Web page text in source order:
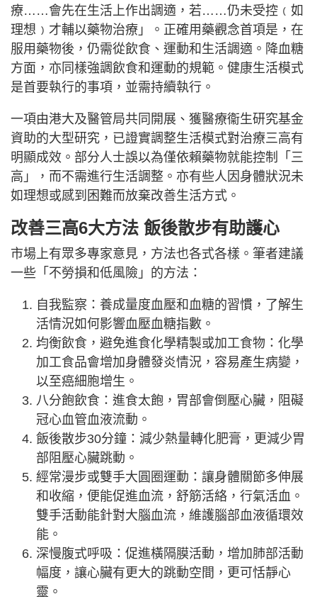
療……會先在生活上作出調適，若……仍未受控﹙如
理想﹚才輔以藥物治療」。正確用藥觀念首項是，在
服用藥物後，仍需從飲食、運動和生活調適。降血糖
方面，亦同樣強調飲食和運動的規範。健康生活模式
是首要執行的事項，並需持續執行。
一項由港大及醫管局共同開展、獲醫療衞生研究基金
資助的大型研究，已證實調整生活模式對治療三高有
明顯成效。部分人士誤以為僅依賴藥物就能控制「三
高」，而不需進行生活調整。亦有些人因身體狀況未
如理想或感到困難而放棄改善生活方式。
改善三高6大方法 飯後散步有助護心
市場上有眾多專家意見，方法也各式各樣。筆者建議
一些「不勞損和低風險」的方法：
自我監察：養成量度血壓和血糖的習慣，了解生
活情況如何影響血壓血糖指數。
均衡飲食，避免進食化學精製或加工食物：化學
加工食品會增加身體發炎情況，容易產生病變，
以至癌細胞增生。
八分飽飲食：進食太飽，胃部會倒壓心臟，阻礙
冠心血管血液流動。
飯後散步30分鐘：減少熱量轉化肥膏，更減少胃
部阻壓心臟跳動。
經常漫步或雙手大圓圈運動：讓身體關節多伸展
和收縮，便能促進血流，舒筋活絡，行氣活血。
雙手活動能針對大腦血流，維護腦部血液循環效
能。
深慢腹式呼吸：促進橫隔膜活動，增加肺部活動
幅度，讓心臟有更大的跳動空間，更可恬靜心
靈。